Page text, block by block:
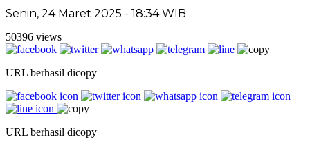
Senin, 24 Maret 2025 - 18:34 WIB
50396 views
URL berhasil dicopy
URL berhasil dicopy